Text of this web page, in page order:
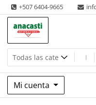
Saltar
al
contenido
+507 6404-9665
Anacasti
Ventas de productos al
navidad, religioso y adornos
Mi cuenta